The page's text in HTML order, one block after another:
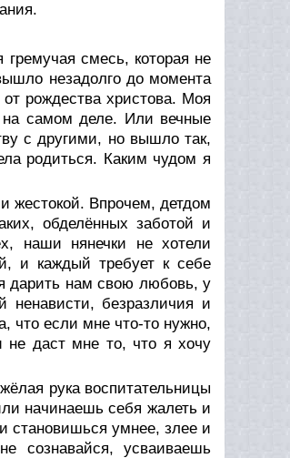
смесь, которая не
незадолго до момента
рождества христова. Моя
на самом деле. Или вечные
с другими, но вышло так,
родиться. Каким чудом я
жестокой. Впрочем, детдом
обделённых заботой и
наши нянечки не хотели
и каждый требует к себе
дарить нам свою любовь, у
безразличия и
что если мне что-то нужно,
даст мне то, что я хочу
рука воспитательницы
начинаешь себя жалеть и
становишься умнее, злее и
сознавайся, усваиваешь